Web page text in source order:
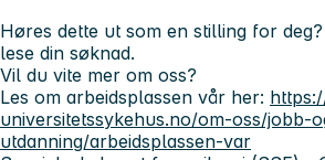
Høres dette ut som en stilling for
lese din søknad.
Vil du vite mer om oss?
Les om arbeidsplassen vår her:
universitetssykehus.no/om-oss/jobb-
utdanning/arbeidsplassen-var